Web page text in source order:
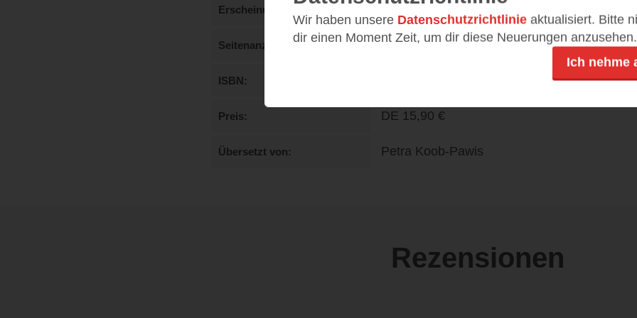
Erscheinungstermin
Seitenanzahl 432
ISBN
Preis DE 15,90 €
Übersetzt von Petra Koob-Pawis
Rezensionen
Wir haben unsere Datenschutzrichtlinie aktualisiert. Bitte
dir einen Moment Zeit, um dir diese Neuerungen anzusehen.
Ich nehme